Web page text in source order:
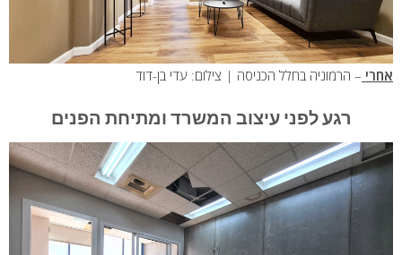
אחרי – הרמוניה בחלל הכניסה | צילום: עדי בן-דוד
רגע לפני עיצוב המשרד ומתיחת הפנים